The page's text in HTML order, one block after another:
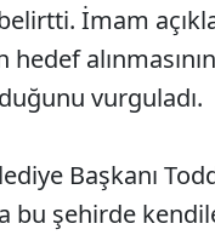
belirtti. İmam
vurguladı.
Başkanı
bu şehirde